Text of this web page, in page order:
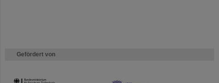
Gefördert von
HMWK